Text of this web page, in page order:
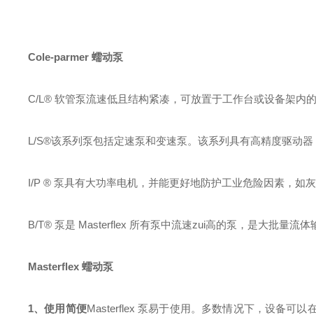
Cole-parmer 蠕动泵
C/L® 软管泵流速低且结构紧凑，可放置于工作台或设备架内
L/S®该系列泵包括定速泵和变速泵。该系列具有高精度驱动
I/P ® 泵具有大功率电机，并能更好地防护工业危险因素，如
B/T® 泵是 Masterflex 所有泵中流速zui高的泵，是大批量流
Masterflex 蠕动泵
1、使用简便Masterflex 泵易于使用。多数情况下，设备可以